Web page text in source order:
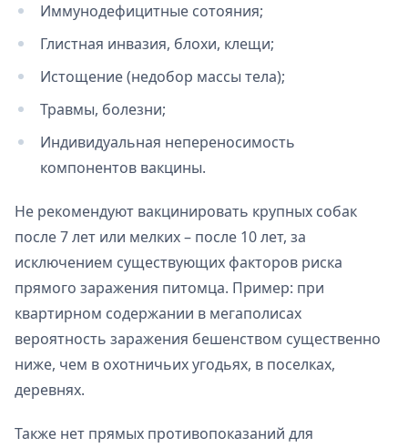
Иммунодефицитные сотояния;
Глистная инвазия, блохи, клещи;
Истощение (недобор массы тела);
Травмы, болезни;
Индивидуальная непереносимость
компонентов вакцины.
Не рекомендуют вакцинировать крупных собак
после 7 лет или мелких – после 10 лет, за
исключением существующих факторов риска
прямого заражения питомца. Пример: при
квартирном содержании в мегаполисах
вероятность заражения бешенством существенно
ниже, чем в охотничьих угодьях, в поселках,
деревнях.
Также нет прямых противопоказаний для